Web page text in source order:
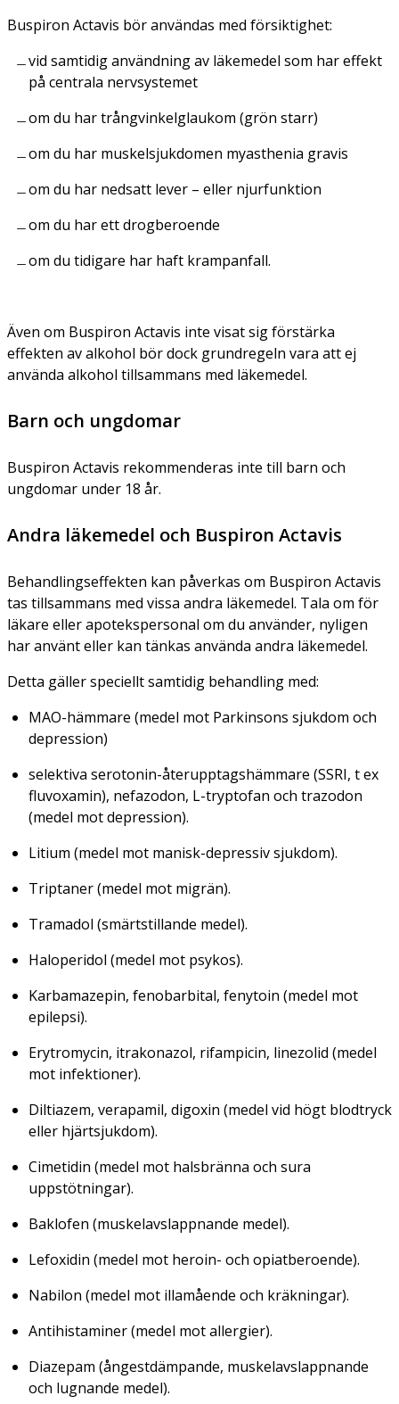
Buspiron Actavis bör användas med försiktighet:
vid samtidig användning av läkemedel som har effekt
på centrala nervsystemet
om du har trångvinkelglaukom (grön starr)
om du har muskelsjukdomen myasthenia gravis
om du har nedsatt lever – eller njurfunktion
om du har ett drogberoende
om du tidigare har haft krampanfall.
Även om Buspiron Actavis inte visat sig förstärka
effekten av alkohol bör dock grundregeln vara att ej
använda alkohol tillsammans med läkemedel.
Barn och ungdomar
Buspiron Actavis rekommenderas inte till barn och
ungdomar under 18 år.
Andra läkemedel och Buspiron Actavis
Behandlingseffekten kan påverkas om Buspiron Actavis
tas tillsammans med vissa andra läkemedel. Tala om för
läkare eller apotekspersonal om du använder, nyligen
har använt eller kan tänkas använda andra läkemedel.
Detta gäller speciellt samtidig behandling med:
MAO-hämmare (medel mot Parkinsons sjukdom och
depression)
selektiva serotonin-återupptagshämmare (SSRI, t ex
fluvoxamin), nefazodon, L-tryptofan och trazodon
(medel mot depression).
Litium (medel mot manisk-depressiv sjukdom).
Triptaner (medel mot migrän).
Tramadol (smärtstillande medel).
Haloperidol (medel mot psykos).
Karbamazepin, fenobarbital, fenytoin (medel mot
epilepsi).
Erytromycin, itrakonazol, rifampicin, linezolid (medel
mot infektioner).
Diltiazem, verapamil, digoxin (medel vid högt blodtryck
eller hjärtsjukdom).
Cimetidin (medel mot halsbränna och sura
uppstötningar).
Baklofen (muskelavslappnande medel).
Lefoxidin (medel mot heroin- och opiatberoende).
Nabilon (medel mot illamående och kräkningar).
Antihistaminer (medel mot allergier).
Diazepam (ångestdämpande, muskelavslappnande
och lugnande medel).